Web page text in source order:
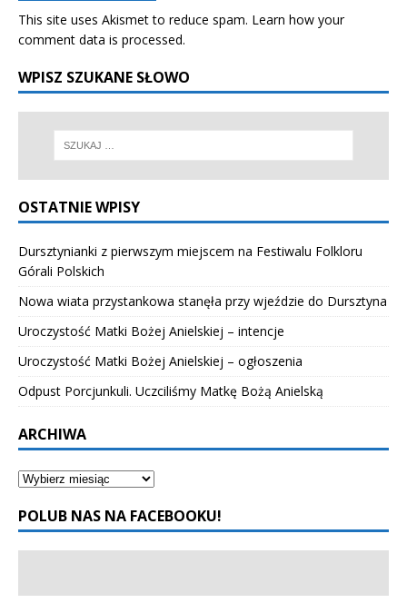
This site uses Akismet to reduce spam. Learn how your
comment data is processed.
WPISZ SZUKANE SŁOWO
OSTATNIE WPISY
Dursztynianki z pierwszym miejscem na Festiwalu Folkloru
Górali Polskich
Nowa wiata przystankowa stanęła przy wjeździe do Dursztyna
Uroczystość Matki Bożej Anielskiej – intencje
Uroczystość Matki Bożej Anielskiej – ogłoszenia
Odpust Porcjunkuli. Uczciliśmy Matkę Bożą Anielską
ARCHIWA
POLUB NAS NA FACEBOOKU!